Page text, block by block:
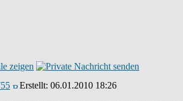
Erstellt: 06.01.2010 18:26